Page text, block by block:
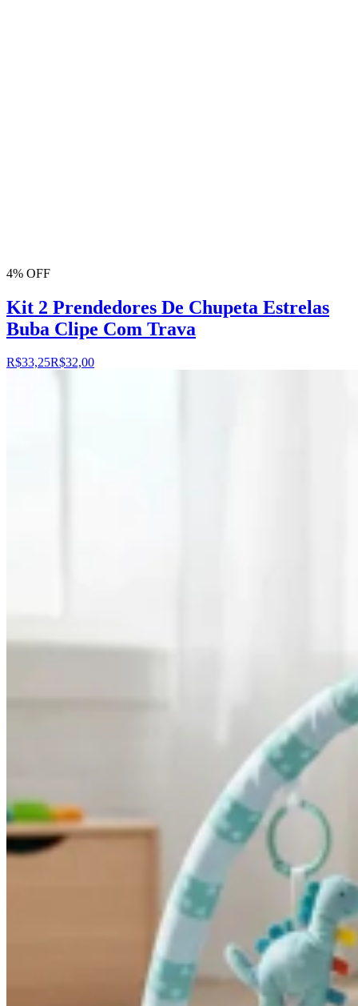
4% OFF
Kit 2 Prendedores De Chupeta Estrelas
Buba Clipe Com Trava
R$33,25R$32,00